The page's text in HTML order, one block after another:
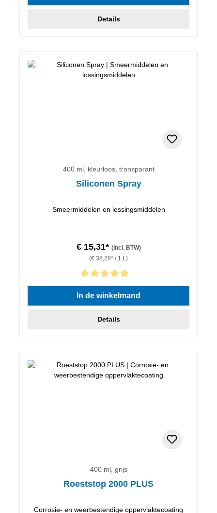
Details
400 ml, kleurloos, transparant
Siliconen Spray
Smeermiddelen en lossingsmiddelen
€ 15,31* (incl. BTW)
(€ 38,28* / 1 L)
Gemiddelde waardering van 5 van 5 sterren
In de winkelmand
Details
400 ml, grijs
Roeststop 2000 PLUS
Corrosie- en weerbestendige oppervlaktecoating